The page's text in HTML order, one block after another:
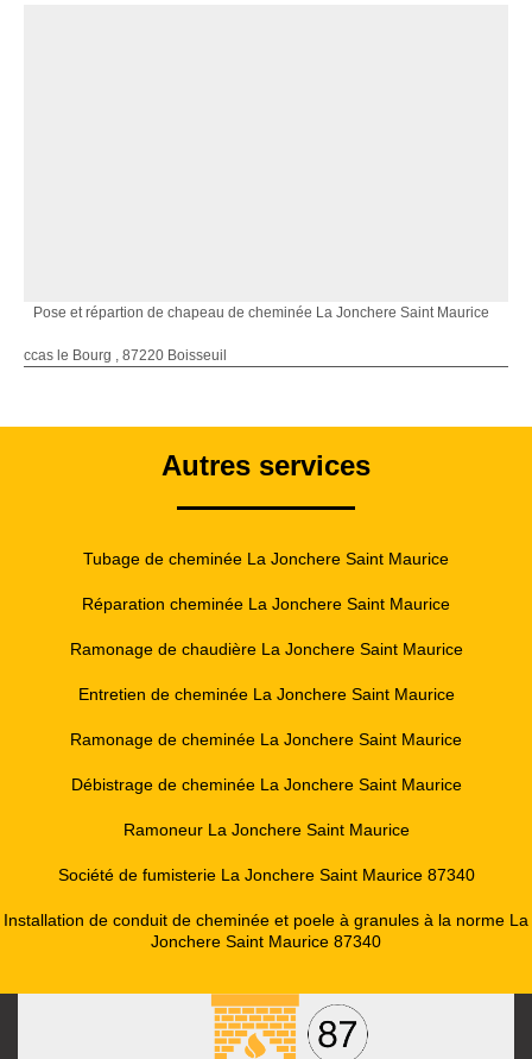
Pose et répartion de chapeau de cheminée La Jonchere Saint Maurice
ccas le Bourg , 87220 Boisseuil
Autres services
Tubage de cheminée La Jonchere Saint Maurice
Réparation cheminée La Jonchere Saint Maurice
Ramonage de chaudière La Jonchere Saint Maurice
Entretien de cheminée La Jonchere Saint Maurice
Ramonage de cheminée La Jonchere Saint Maurice
Débistrage de cheminée La Jonchere Saint Maurice
Ramoneur La Jonchere Saint Maurice
Société de fumisterie La Jonchere Saint Maurice 87340
Installation de conduit de cheminée et poele à granules à la norme La
Jonchere Saint Maurice 87340